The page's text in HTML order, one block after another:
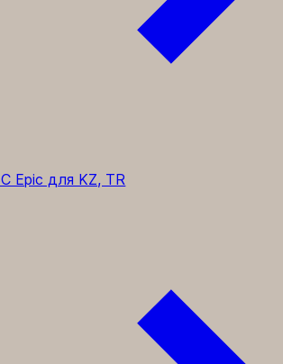
Epic для KZ, TR